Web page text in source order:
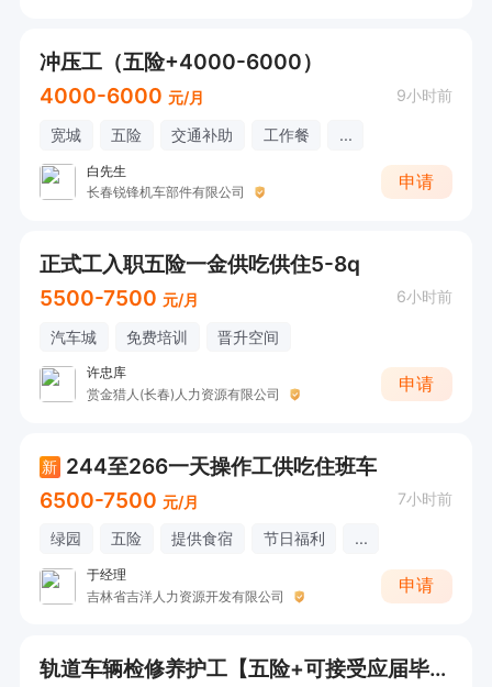
冲压工（五险+4000-6000）
4000-6000 元/月 9小时前
宽城 五险 交通补助 工作餐 ...
白先生
长春锐锋机车部件有限公司
申请
正式工入职五险一金供吃供住5-8q
5500-7500 元/月 6小时前
汽车城 免费培训 晋升空间
许忠库
赏金猎人(长春)人力资源有限公司
申请
新 244至266一天操作工供吃住班车
6500-7500 元/月 7小时前
绿园 五险 提供食宿 节日福利 ...
于经理
吉林省吉洋人力资源开发有限公司
申请
轨道车辆检修养护工【五险+可接受应届毕业生+周末双休】储备岗